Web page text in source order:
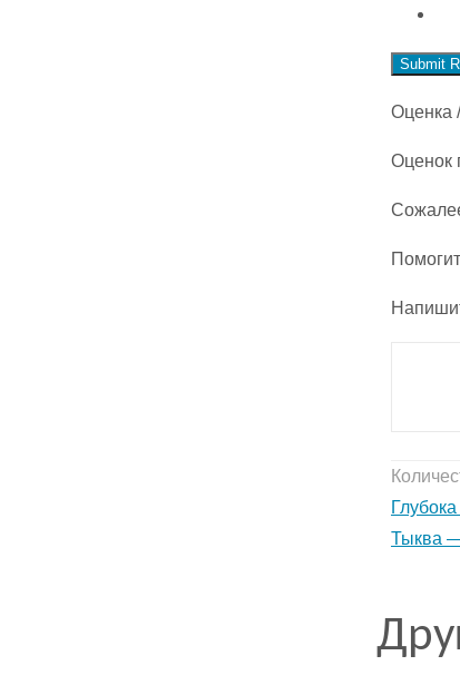
Submit
Оценка
Оценок
Тыква